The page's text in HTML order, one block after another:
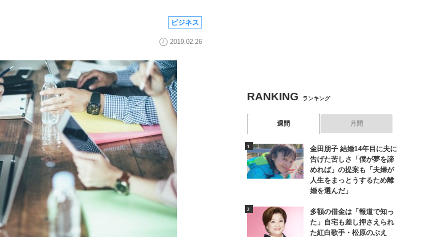
ビジネス
2019.02.26
RANKING ランキング
週間 月間
金田朋子 結婚14年目に夫に
告げた苦しさ「僕が夢を諦
めれば」の提案も「夫婦が
人生をまっとうするため離
婚を選んだ」
多額の借金は「報道で知っ
た」自宅も差し押さえられ
た紅白歌手・松原のぶえ